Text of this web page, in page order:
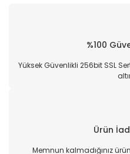
%100
Yüksek Güvenlikli 256bit SSL
Ürün
Memnun kalmadığınız